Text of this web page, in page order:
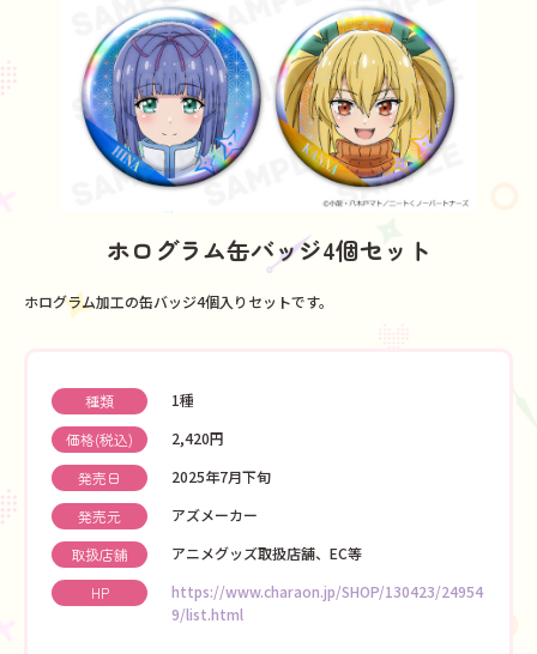
ホログラム缶バッジ4個セット
ホログラム加工の缶バッジ4個入りセットです。
種類
1種
価格(税込)
2,420円
発売日
2025年7月下旬
発売元
アズメーカー
取扱店舗
アニメグッズ取扱店舗、EC等
HP
https://www.charaon.jp/SHOP/130423/24954
9/list.html